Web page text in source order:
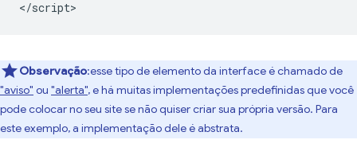
Observação:esse tipo de elemento da interface é chamado de
"aviso" ou "alerta", e há muitas implementações predefinidas que você
pode colocar no seu site se não quiser criar sua própria versão. Para
este exemplo, a implementação dele é abstrata.